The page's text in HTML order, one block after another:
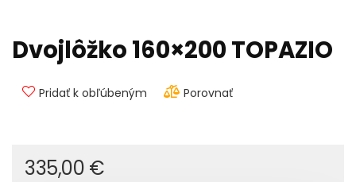
Dvojlôžko 160×200 TOPAZIO
Pridať k obľúbeným Porovnať
335,00 €